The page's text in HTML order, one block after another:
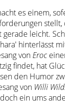
es einem,
stellt,
leicht.
hinterlässt
vonEroc
findet, hat
den Humor
von Willi
ein ums